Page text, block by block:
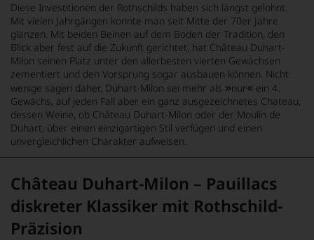
Diese Investitionen der Rothschilds haben sich längst gelohnt.
Mit vielen Jahrgängen konnte man seit Mitte der 70er Jahre
glänzen. Mit beiden Beinen auf dem Boden der Tradition, den
Blick aber fest auf die Zukunft gerichtet, hat Château Duhart-
Milon seinen Platz unter den allerbesten vierten Gewächsen
zementiert und den Vorsprung sogar ausbauen können. Nicht
wenige sagen daher, Duhart-Milon sei mehr als »nur« ein 4.
Gewächs, auf jeden Fall aber ein ganz ausgezeichnetes Chateau,
dessen Weine, ob Château Duhart-Milon oder der Moulin de
Duhart, über einen einzigartigen Stil verfügen und einen
unvergleichlichen Charakter aufweisen.
Château Duhart-Milon – Pauillacs
diskreter Klassiker mit Rothschild-
Präzision